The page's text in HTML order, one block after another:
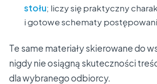
stołu; liczy się praktyczny
i gotowe schematy
Te same materiały skierowane do
nigdy nie osiągną skuteczności
dla wybranego odbiorcy.